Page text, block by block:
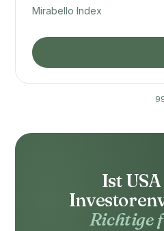
Mirabello Index
Ist
Richtige